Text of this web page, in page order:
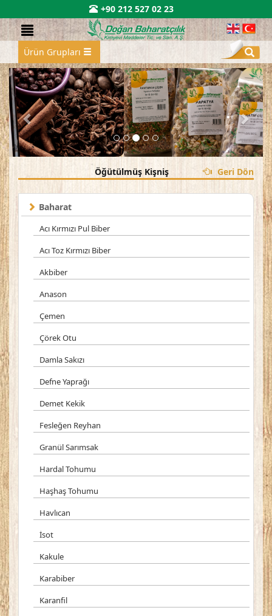
+90 212 527 02 23
Ürün Grupları
Öğütülmüş Kişniş Geri Dön
Baharat
Acı Kırmızı Pul Biber
Acı Toz Kırmızı Biber
Akbiber
Anason
Çemen
Çörek Otu
Damla Sakızı
Defne Yaprağı
Demet Kekik
Fesleğen Reyhan
Granül Sarımsak
Hardal Tohumu
Haşhaş Tohumu
Havlıcan
İsot
Kakule
Karabiber
Karanfil